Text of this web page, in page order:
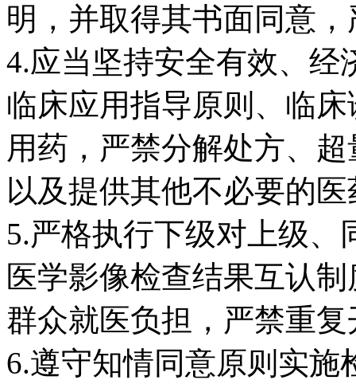
明，并取得其书面同意
4.应当坚持安全有效、经
临床应用指导原则、临
用药，严禁分解处方、
以及提供其他不必要的
5.严格执行下级对上级
医学影像检查结果互认
群众就医负担，严禁重
6.遵守知情同意原则实